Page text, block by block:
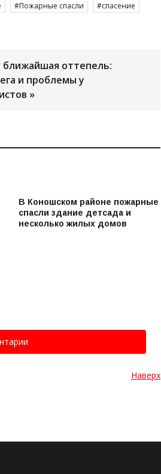
Пожарные спасли
спасение
ближайшая оттепель:
и проблемы у
»
В Коношском районе пожарные
спасли здание детсада и
несколько жилых домов
Наверх